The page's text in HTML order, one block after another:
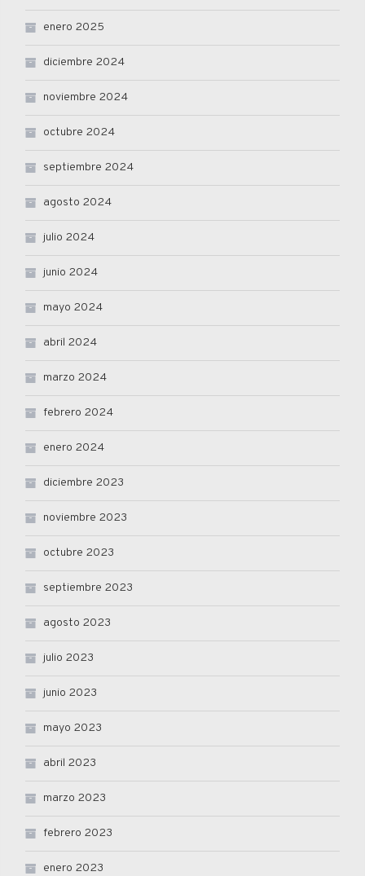
enero 2025
diciembre 2024
noviembre 2024
octubre 2024
septiembre 2024
agosto 2024
julio 2024
junio 2024
mayo 2024
abril 2024
marzo 2024
febrero 2024
enero 2024
diciembre 2023
noviembre 2023
octubre 2023
septiembre 2023
agosto 2023
julio 2023
junio 2023
mayo 2023
abril 2023
marzo 2023
febrero 2023
enero 2023